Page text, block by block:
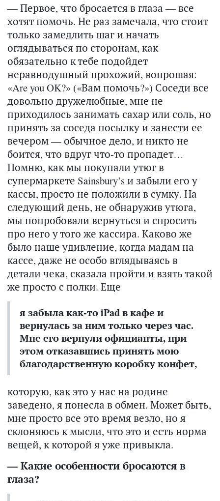
— Первое, что бросается в глаза — все
хотят помочь. Не раз замечала, что стоит
только замедлить шаг и начать
оглядываться по сторонам, как
обязательно к тебе подойдет
неравнодушный прохожий, вопрошая:
«Are you OK?» («Вам помочь?») Соседи все
довольно дружелюбные, мне не
приходилось занимать сахар или соль, но
принять за соседа посылку и занести ее
вечером — обычное дело, и никто не
боится, что вдруг что-то пропадет…
Помню, как мы покупали утюг в
супермаркете Sainsbury’s и забыли его у
кассы, просто не положили в сумку. На
следующий день, не обнаружив утюга,
мы попробовали вернуться и спросить
про него у того же кассира. Каково же
было наше удивление, когда мадам на
кассе, даже не особо вглядываясь в
детали чека, сказала пройти и взять такой
же просто с полки. Еще
я забыла как-то iPad в кафе и
вернулась за ним только через час.
Мне его вернули официанты, при
этом отказавшись принять мою
благодарственную коробку конфет,
которую, как это у нас на родине
заведено, я понесла в обмен. Может быть,
мне просто все это время везло, но я
склоняюсь к мысли, что это и есть норма
вещей, к которой я уже привыкла.
— Какие особенности бросаются в
глаза?